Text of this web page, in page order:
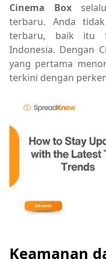
Cinema Box
terbaru. Anda
terbaru, baik itu
Indonesia. Dengan
yang pertama
terkini dengan
Keamanan